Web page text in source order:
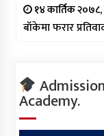
१४ कार्तिक
बाँकेमा फरार
Academy.